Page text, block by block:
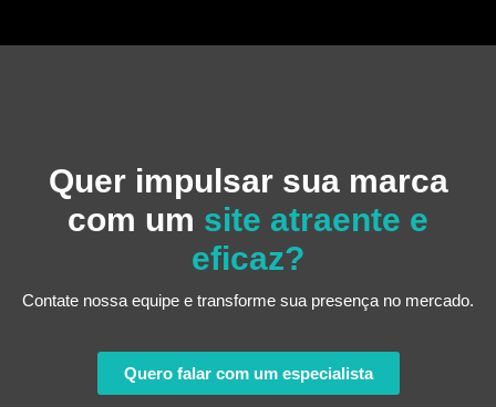
Quer impulsar sua marca
com um site atraente e
eficaz?
Contate nossa equipe e transforme sua presença no mercado.
Quero falar com um especialista